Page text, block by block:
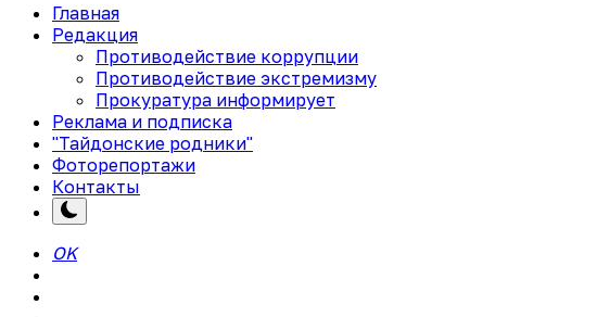
Главная
Редакция
Противодействие коррупции
Противодействие экстремизму
Прокуратура информирует
Реклама и подписка
"Тайдонские родники"
Фоторепортажи
Контакты
OK